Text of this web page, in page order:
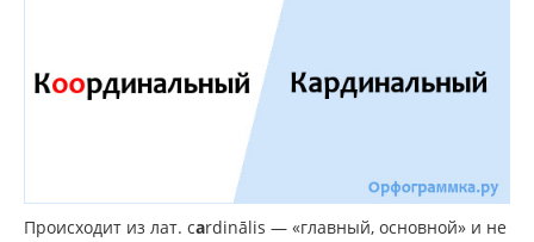
Происходит из лат. cardinālis — «главный, основной» и не